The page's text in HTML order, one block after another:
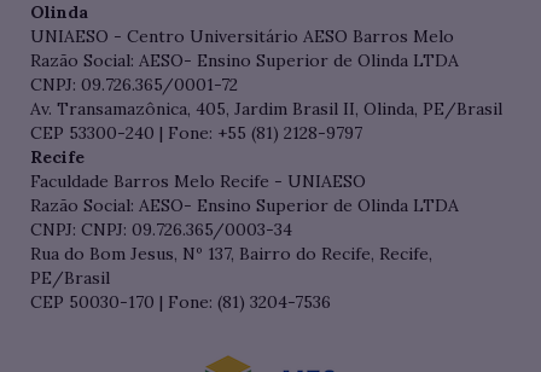
Olinda
UNIAESO - Centro Universitário AESO Barros Melo
Razão Social: AESO- Ensino Superior de Olinda LTDA
CNPJ: 09.726.365/0001-72
Av. Transamazônica, 405, Jardim Brasil II, Olinda, PE/Brasil
CEP 53300-240 | Fone: +55 (81) 2128-9797
Recife
Faculdade Barros Melo Recife - UNIAESO
Razão Social: AESO- Ensino Superior de Olinda LTDA
CNPJ: CNPJ: 09.726.365/0003-34
Rua do Bom Jesus, Nº 137, Bairro do Recife, Recife,
PE/Brasil
CEP 50030-170 | Fone: (81) 3204-7536